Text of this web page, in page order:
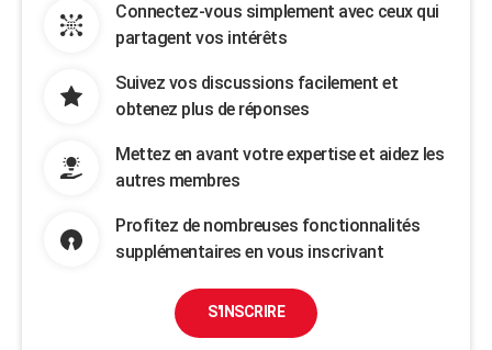
Connectez-vous simplement avec ceux qui
partagent vos intérêts
Suivez vos discussions facilement et
obtenez plus de réponses
Mettez en avant votre expertise et aidez les
autres membres
Profitez de nombreuses fonctionnalités
supplémentaires en vous inscrivant
S'INSCRIRE